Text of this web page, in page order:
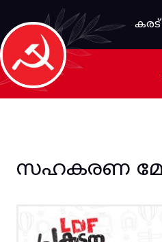
Skip to main content
കരട്
സഹകരണ